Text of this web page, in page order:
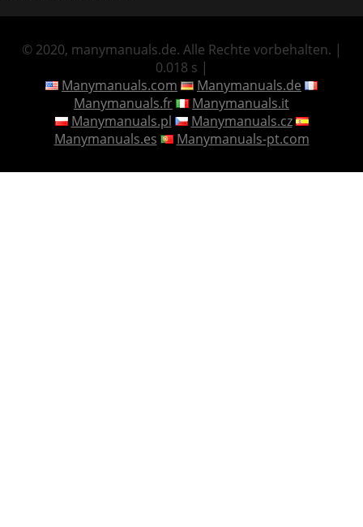
© 2020, manymanuals.de. Alle Rechte vorbehalten. |
0.018 s |
Manymanuals.com
Manymanuals.de
Manymanuals.fr
Manymanuals.it
Manymanuals.pl
Manymanuals.cz
Manymanuals.es
Manymanuals-pt.com